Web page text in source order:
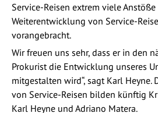
Service-Reisen extrem viele
Weiterentwicklung von Service-
vorangebracht.
Wir freuen uns sehr, dass er in den
Prokurist die Entwicklung unseres
mitgestalten wird“, sagt Karl Heyne.
von Service-Reisen bilden künftig
Karl Heyne und Adriano Matera.